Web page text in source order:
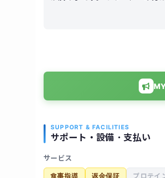
た。 無理に追い込む感じでは
ると納得できる範囲だと思いま
SUPPORT & FACILITIES
サポート・設備・支払い
サービス
食事指導 返金保証 プロテイ